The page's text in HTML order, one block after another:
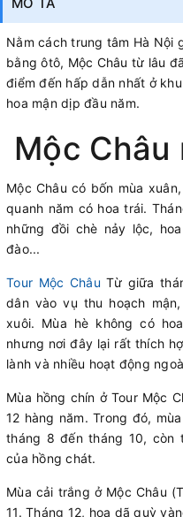
Nằm cách trung tâm Hà Nội
bằng ôtô, Mộc Châu từ lâu
điểm đến hấp dẫn nhất ở
hoa mận dịp đầu năm.
Mộc Châu
Mộc Châu có bốn mùa
quanh năm có hoa trái.
những đồi chè nảy lộc,
đào...
Tour Mộc Châu Từ giữa
dân vào vụ thu hoạch
xuôi. Mùa hè không có
nhưng nơi đây lại rất thích
lành và nhiều hoạt động
Mùa hồng chín ở Tour Mộc
12 hàng năm. Trong đó,
tháng 8 đến tháng 10, còn
của hồng chát.
Mùa cải trắng ở Mộc Châu
11. Tháng 12, hoa dã quỳ